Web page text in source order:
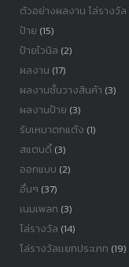
ตัวอย่างผลงาน โล่รางวัล
ป้าย (15)
ป้ายไวนิล (2)
ผลงาน (17)
ผลงานชั้นวางสินค้า (3)
ผลงานป้าย (3)
รับเหมาตกแต้ง (1)
สแตนดี้(3)
ออกแบบ (2)
อื่นๆ (37)
เนมเพลท (3)
โล่รางวัล (14)
โล่รางวัลเเยกประเภท (19)